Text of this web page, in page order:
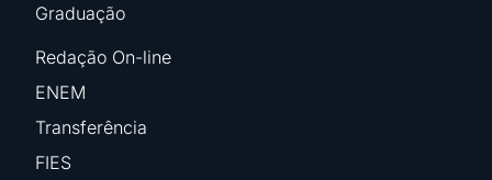
Graduação
Redação On-line
ENEM
Transferência
FIES